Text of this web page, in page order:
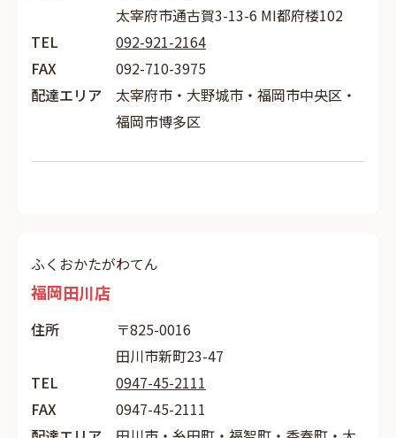
太宰府市通古賀3-13-6 MI都府楼102
TEL
092-921-2164
FAX
092-710-3975
配達エリア
太宰府市・大野城市・福岡市中央区・
福岡市博多区
ふくおかたがわてん
福岡田川店
住所
〒825-0016
田川市新町23-47
TEL
0947-45-2111
FAX
0947-45-2111